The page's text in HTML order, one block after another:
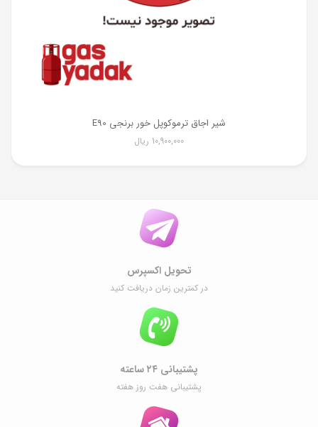
شیر اجاق ترموکوپل خور برنجی E90
10,900,000 ریال
تحویل اکسپرس
در کمترین زمان دریافت کنید
پشتیبانی ۲۴ ساعته
پشتیبانی هفت روز هفته